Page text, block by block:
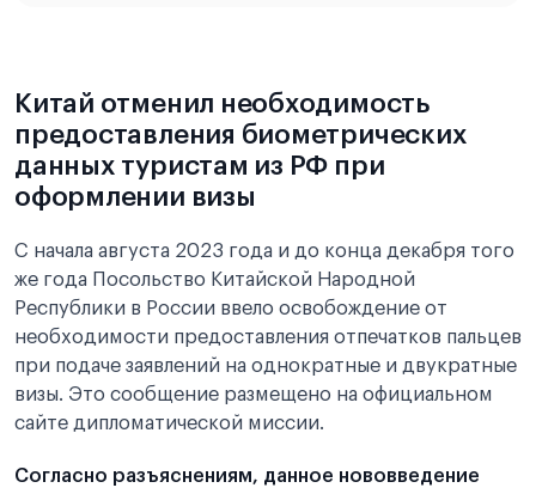
В Шанхае запустили завод по производству
искусственного мяса
Запросы россиян относительно китайской визы на
Важное сообщение о расписании приема в
Консульском отделе Генерального посольства
Китая в Санкт-Петербурге
Китай отменил необходимость
предоставления биометрических
данных туристам из РФ при
оформлении визы
С начала августа 2023 года и до конца декабря того
же года Посольство Китайской Народной
Республики в России ввело освобождение от
необходимости предоставления отпечатков пальцев
при подаче заявлений на однократные и двукратные
визы. Это сообщение размещено на официальном
сайте дипломатической миссии.
Согласно разъяснениям, данное нововведение